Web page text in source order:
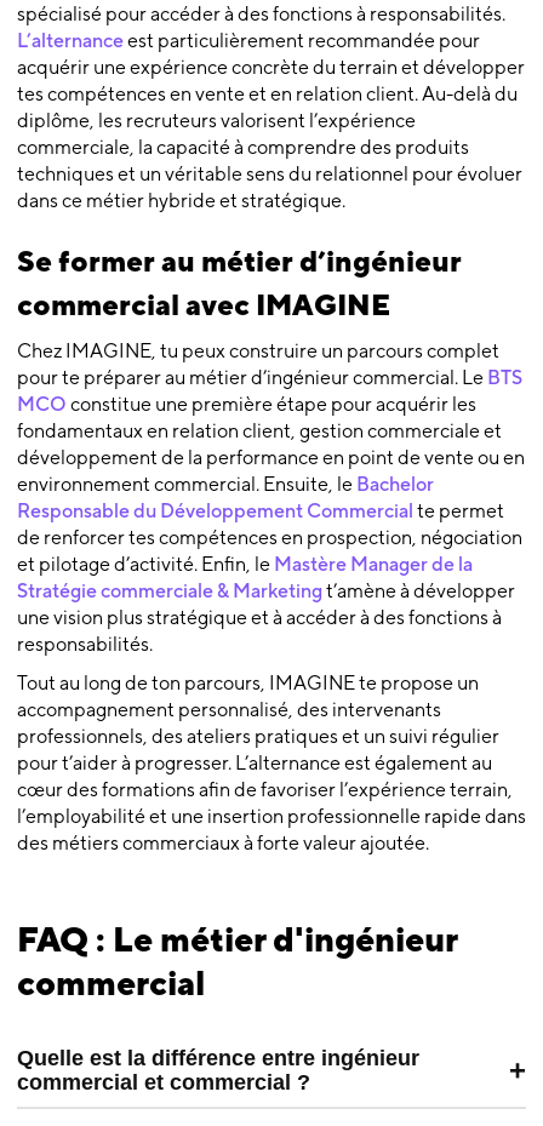
spécialisé pour accéder à des fonctions à responsabilités.
L’alternanceest particulièrement recommandée pour
acquérir une expérience concrète du terrain et développer
tes compétences en vente et en relation client. Au-delà du
diplôme, les recruteurs valorisent l’expérience
commerciale, la capacité à comprendre des produits
techniques et un véritable sens du relationnel pour évoluer
dans ce métier hybride et stratégique.
Se former au métier d’ingénieur
commercial avec IMAGINE
Chez IMAGINE, tu peux construire un parcours complet
pour te préparer au métier d’ingénieur commercial. Le BTS
MCO constitue une première étape pour acquérir les
fondamentaux en relation client, gestion commerciale et
développement de la performance en point de vente ou en
environnement commercial. Ensuite, le Bachelor
Responsable du Développement Commercial te permet
de renforcer tes compétences en prospection, négociation
et pilotage d’activité. Enfin, le Mastère Manager de la
Stratégie commerciale & Marketingt’amène à développer
une vision plus stratégique et à accéder à des fonctions à
responsabilités.
Tout au long de ton parcours, IMAGINE te propose un
accompagnement personnalisé, des intervenants
professionnels, des ateliers pratiques et un suivi régulier
pour t’aider à progresser. L’alternance est également au
cœur des formations afin de favoriser l’expérience terrain,
l’employabilité et une insertion professionnelle rapide dans
des métiers commerciaux à forte valeur ajoutée.
FAQ : Le métier d'ingénieur
commercial
Quelle est la différence entre ingénieur
commercial et commercial ?
+